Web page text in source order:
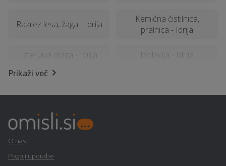
Razrez lesa, žaga - Idrija
Kemična čistilnica,
pralnica - Idrija
Izterjava dolga - Idrija Izolacija - Idrija
Najem mobilnega WC-ja -
Idrija
Razpis - Idrija
Prikaži več
O nas
Pogoji uporabe